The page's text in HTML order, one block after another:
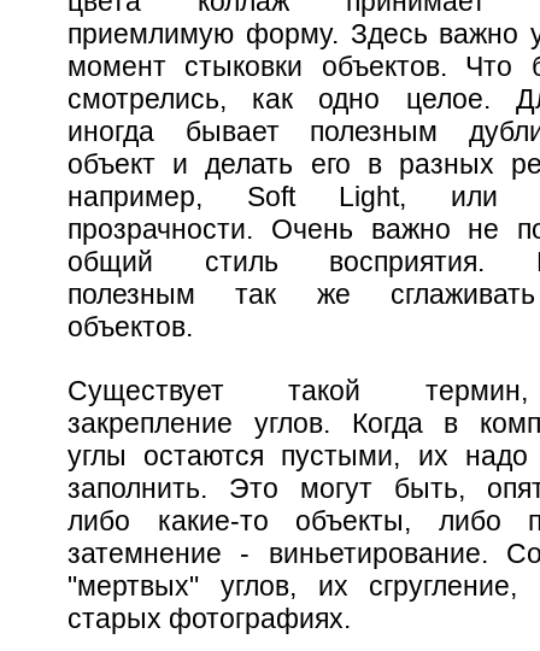
приемлимую форму. Здесь важно
момент стыковки объектов. Что
смотрелись, как одно целое.
иногда бывает полезным
объект и делать его в разных
например, Soft Light, или
прозрачности. Очень важно не
общий стиль восприятия.
полезным так же
объектов.
Существует такой
закрепление углов. Когда в
углы остаются пустыми, их надо
заполнить. Это могут быть,
либо какие-то объекты, либо
затемнение - виньетирование.
"мертвых" углов, их
старых фотографиях.